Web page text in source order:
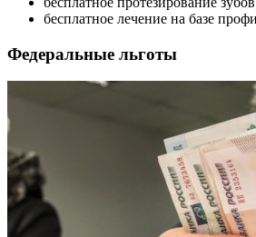
бесплатное лечение на базе
Федеральные льготы